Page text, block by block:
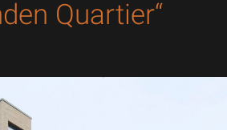
Quartier“